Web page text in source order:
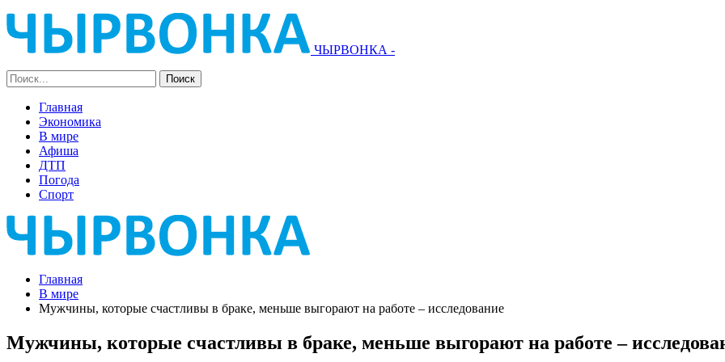
ЧЫРВОНКА -
Главная
Экономика
В мире
Афиша
ДТП
Погода
Спорт
Главная
В мире
Мужчины, которые счастливы в браке, меньше выгорают на работе – исследование
Мужчины, которые счастливы в браке, меньше выгорают на работе –